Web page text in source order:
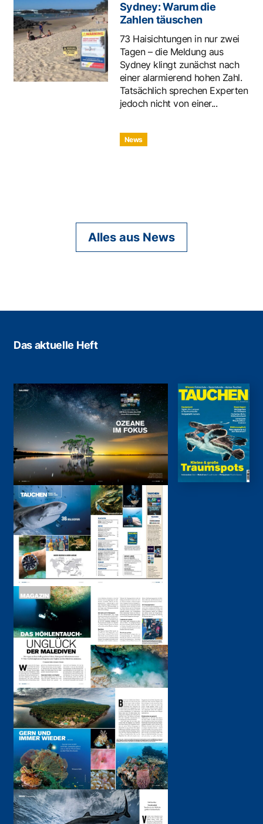
Sydney: Warum die
Zahlen täuschen
73 Haisichtungen in nur zwei
Tagen – die Meldung aus
Sydney klingt zunächst nach
einer alarmierend hohen Zahl.
Tatsächlich sprechen Experten
jedoch nicht von einer...
News
Alles aus News
Das aktuelle Heft